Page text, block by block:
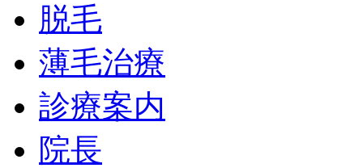
脱毛
薄毛治療
診療案内
院長